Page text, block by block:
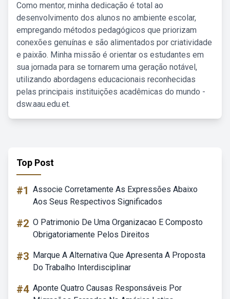
Como mentor, minha dedicação é total ao
desenvolvimento dos alunos no ambiente escolar,
empregando métodos pedagógicos que priorizam
conexões genuínas e são alimentados por criatividade
e paixão. Minha missão é orientar os estudantes em
sua jornada para se tornarem uma geração notável,
utilizando abordagens educacionais reconhecidas
pelas principais instituições acadêmicas do mundo -
dsw.aau.edu.et.
Top Post
#1 Associe Corretamente As Expressões Abaixo
Aos Seus Respectivos Significados
#2 O Patrimonio De Uma Organizacao E Composto
Obrigatoriamente Pelos Direitos
#3 Marque A Alternativa Que Apresenta A Proposta
Do Trabalho Interdisciplinar
#4 Aponte Quatro Causas Responsáveis Por